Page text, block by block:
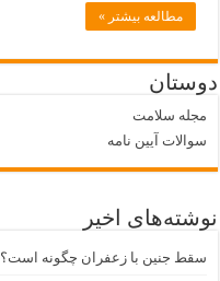
مطالعه بیشتر »
دوستان
مجله سلامت
سوالات آیین نامه
نوشته‌های اخیر
سقط جنین با زعفران چگونه است؟